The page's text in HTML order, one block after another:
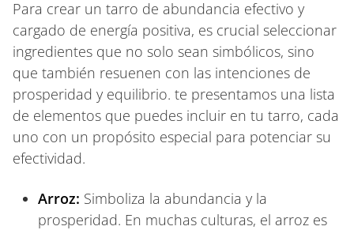
Para crear un tarro de abundancia efectivo y
cargado de energía positiva, es crucial seleccionar
ingredientes que no solo sean simbólicos, sino
que también resuenen con las intenciones de
prosperidad y equilibrio. te presentamos una lista
de elementos que puedes incluir en tu tarro, cada
uno con un propósito especial para potenciar su
efectividad.
Arroz: Simboliza la abundancia y la
prosperidad. En muchas culturas, el arroz es